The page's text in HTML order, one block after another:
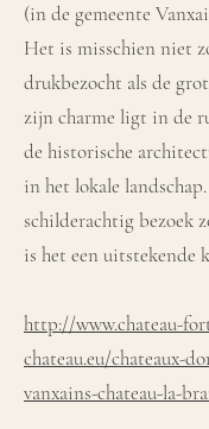
(in de gemeente
Het is misschien niet
drukbezocht als de
zijn charme ligt in de
de historische
in het lokale
schilderachtig bezoek
is het een uitstekende
http://www.chateau-
chateau.eu/chateaux-
vanxains-chateau-la-